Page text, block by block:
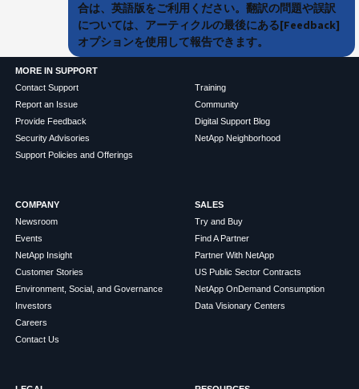
合は、英語版をご利用ください。翻訳の問題や誤訳
については、アーティクルの最後にある[Feedback]
オプションを使用して報告できます。
MORE IN SUPPORT
Contact Support
Report an Issue
Provide Feedback
Security Advisories
Support Policies and Offerings
Training
Community
Digital Support Blog
NetApp Neighborhood
COMPANY
Newsroom
Events
NetApp Insight
Customer Stories
Environment, Social, and Governance
Investors
Careers
Contact Us
SALES
Try and Buy
Find A Partner
Partner With NetApp
US Public Sector Contracts
NetApp OnDemand Consumption
Data Visionary Centers